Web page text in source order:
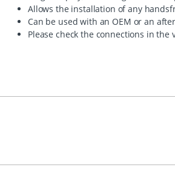
Allows the installation of any
Can be used with an OEM or an
Please check the connections in